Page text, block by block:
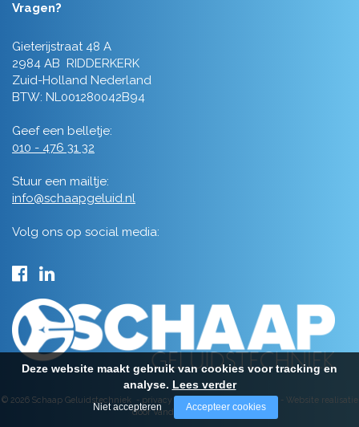
Vragen?
Gieterijstraat 48 A
2984 AB RIDDERKERK
Zuid-Holland Nederland
BTW: NL001280042B94
Geef een belletje:
010 - 476 31 32
Stuur een mailtje:
info@schaapgeluid.nl
Volg ons op social media:
© 2026 Schaap Geluidstechniek - privacy - algemene voorwaarden- Website realisatie
door Vanderperk Groep
Deze website maakt gebruik van cookies voor tracking en
analyse. Lees verder
Niet accepteren Accepteer cookies